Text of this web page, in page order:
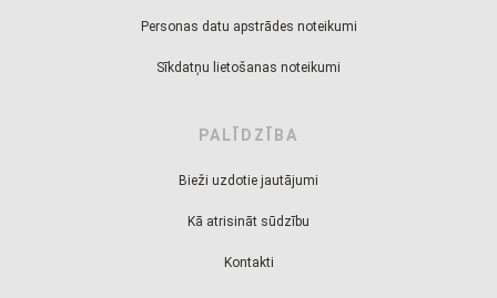
Personas datu apstrādes noteikumi
Sīkdatņu lietošanas noteikumi
PALĪDZĪBA
Bieži uzdotie jautājumi
Kā atrisināt sūdzību
Kontakti